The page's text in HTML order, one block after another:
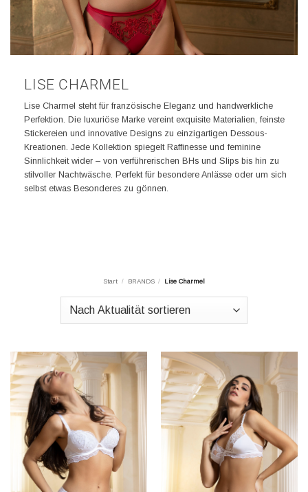
LISE CHARMEL
Lise Charmel steht für französische Eleganz und handwerkliche
Perfektion. Die luxuriöse Marke vereint exquisite Materialien, feinste
Stickereien und innovative Designs zu einzigartigen Dessous-
Kreationen. Jede Kollektion spiegelt Raffinesse und feminine
Sinnlichkeit wider – von verführerischen BHs und Slips bis hin zu
stilvoller Nachtwäsche. Perfekt für besondere Anlässe oder um sich
selbst etwas Besonderes zu gönnen.
Start / BRANDS / Lise Charmel